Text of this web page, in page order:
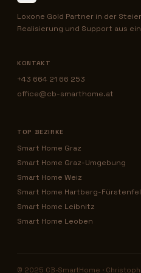
Loxone Gold Partner in der
Realisierung und Support aus
KONTAKT
+43 664 21 66 253
office@cb-smarthome.at
TOP BEZIRKE
Smart Home Graz
Smart Home Graz-Umgebung
Smart Home Weiz
Smart Home Hartberg-
Smart Home Leibnitz
Smart Home Leoben
© 2025 CB-SmartHome ·